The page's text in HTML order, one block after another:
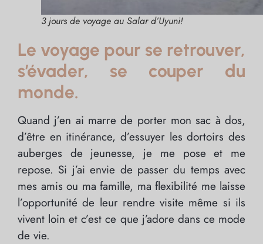
3 jours de voyage au Salar d’Uyuni!
Le voyage pour se retrouver,
s’évader, se couper du
monde.
Quand j’en ai marre de porter mon sac à dos,
d’être en itinérance, d’essuyer les dortoirs des
auberges de jeunesse, je me pose et me
repose. Si j’ai envie de passer du temps avec
mes amis ou ma famille, ma flexibilité me laisse
l’opportunité de leur rendre visite même si ils
vivent loin et c’est ce que j’adore dans ce mode
de vie.